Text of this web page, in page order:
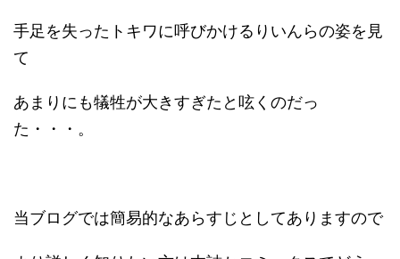
手足を失ったトキワに呼びかけるりいんらの姿を見
て
あまりにも犠牲が大きすぎたと呟くのだっ
た・・・。
当ブログでは簡易的なあらすじとしてありますので